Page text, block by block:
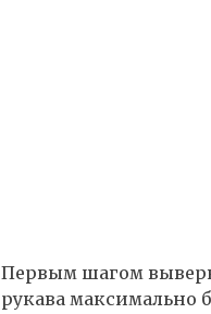
Первым шагом
рукава максимально